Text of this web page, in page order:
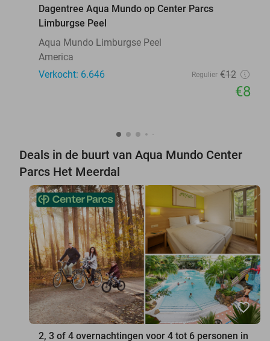
Dagentree Aqua Mundo op Center Parcs
Limburgse Peel
Aqua Mundo Limburgse Peel
America
Verkocht: 6.646
Regulier €12
€8
Deals in de buurt van Aqua Mundo Center
Parcs Het Meerdal
favorite_border
2, 3 of 4 overnachtingen voor 4 tot 6 personen in